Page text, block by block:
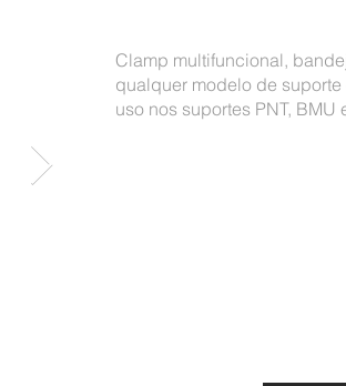
Clamp multifuncional,
qualquer modelo de
uso nos suportes PNT,